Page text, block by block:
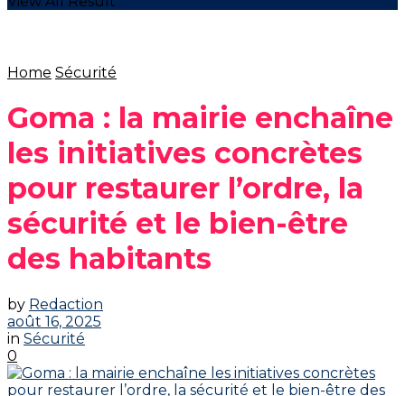
Home Sécurité
Goma : la mairie enchaîne
les initiatives concrètes
pour restaurer l’ordre, la
sécurité et le bien-être
des habitants
by Redaction
août 16, 2025
in Sécurité
0